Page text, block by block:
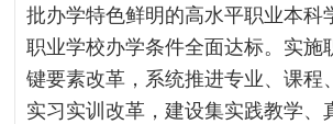
批办学特色鲜明的高水平职业本科
职业学校办学条件全面达标。实施
键要素改革，系统推进专业、课程
实习实训改革，建设集实践教学、